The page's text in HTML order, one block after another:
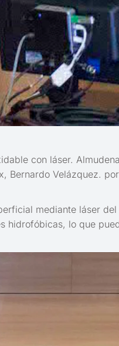
con láser.
Bernardo Velázquez.
mediante láser
lo que